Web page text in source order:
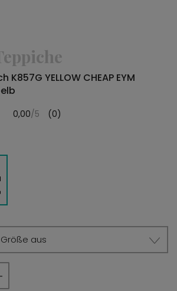
YELLOW CHEAP EYM
0,00/5 (0)
aus